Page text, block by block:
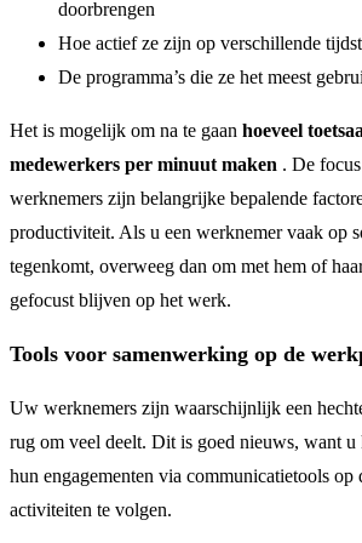
doorbrengen
Hoe actief ze zijn op verschillende
De programma’s die ze het meest
Het is mogelijk om na te gaan hoeveel
medewerkers per minuut maken . De
werknemers zijn belangrijke bepalende
productiviteit. Als u een werknemer vaak op
tegenkomt, overweeg dan om met hem of
gefocust blijven op het werk.
Tools voor samenwerking op de
Uw werknemers zijn waarschijnlijk een
rug om veel deelt. Dit is goed nieuws, want
hun engagementen via communicatietools
activiteiten te volgen.